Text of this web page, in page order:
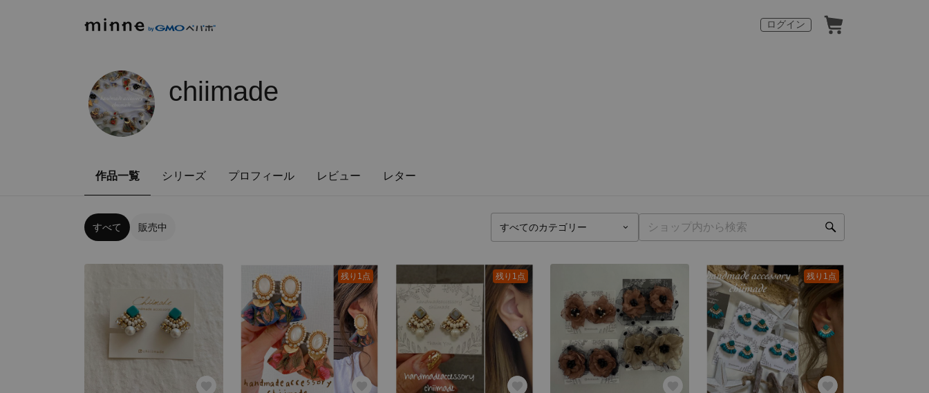
ログイン
chiimade
作品一覧 シリーズ プロフィール レビュー レター
すべて 販売中
残り1点 残り1点 残り1点